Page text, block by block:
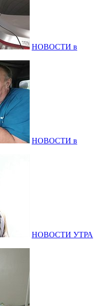
НОВОСТИ в
НОВОСТИ в
НОВОСТИ УТРА